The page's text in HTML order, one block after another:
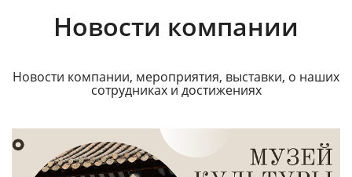
Новости компании
Новости компании, мероприятия, выставки, о наших
сотрудниках и достижениях